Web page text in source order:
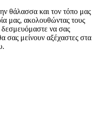
θάλασσα και τον τόπο μας
μας, ακολουθώντας τους
δεσμευόμαστε να σας
σας μείνουν αξέχαστες στα